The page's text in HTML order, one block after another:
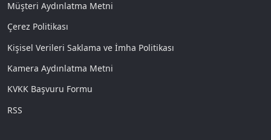
Müşteri Aydınlatma Metni
Çerez Politikası
Kişisel Verileri Saklama ve İmha Politikası
Kamera Aydınlatma Metni
KVKK Başvuru Formu
RSS